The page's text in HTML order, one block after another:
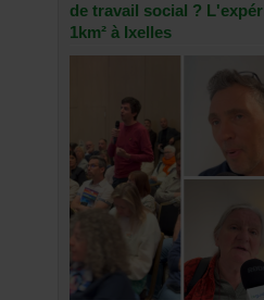
de travail social ?
1km² à Ixelles